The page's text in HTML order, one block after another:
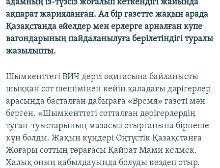
ЖАЗЫЛЫҢЫЗ
адамның із-түзсіз жоғалып кеткендігі жайында
ақпарат жарияланған. Ал бір газетте жақын арада
Қазақстанда әйелдер мен ерлерге арналған купе
вагондарының пайдаланылуға берілетіндігі туралы
жазылыпты.
Шымкенттегі ВИЧ дерті оқиғасына байланысты
шыққан сот шешімінен кейін қаладағы дәрігерлер
арасында басталған дабыраға «Время» газеті мән
берген. «Шымкенттегі сотталған дәрігерлердің
туған-туыстарының мазасыз отырғанына бірнеше
күн болды. Жақын күндері Оңтүстік Қазақстанға
Жоғары соттың төрағасы Қайрат Мами келмек.
Халық оның қабылдауында болуды көздеп отыр.